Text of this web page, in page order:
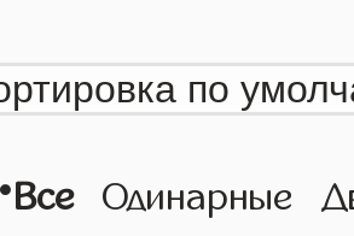
•Все Одинарные